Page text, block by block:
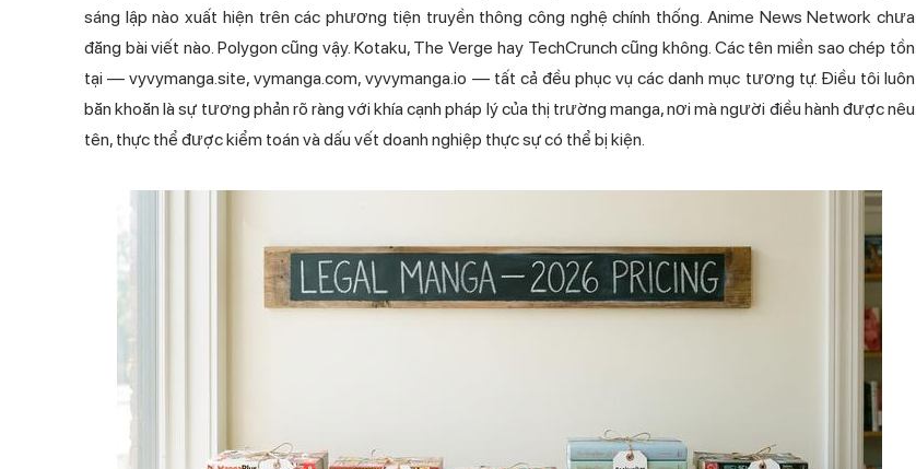
sáng lập nào xuất hiện trên các phương tiện truyền thông công nghệ chính thống. Anime News Network chưa
đăng bài viết nào. Polygon cũng vậy. Kotaku, The Verge hay TechCrunch cũng không. Các tên miền sao chép tồn
tại — vyvymanga.site, vymanga.com, vyvymanga.io — tất cả đều phục vụ các danh mục tương tự. Điều tôi luôn
băn khoăn là sự tương phản rõ ràng với khía cạnh pháp lý của thị trường manga, nơi mà người điều hành được nêu
tên, thực thể được kiểm toán và dấu vết doanh nghiệp thực sự có thể bị kiện.